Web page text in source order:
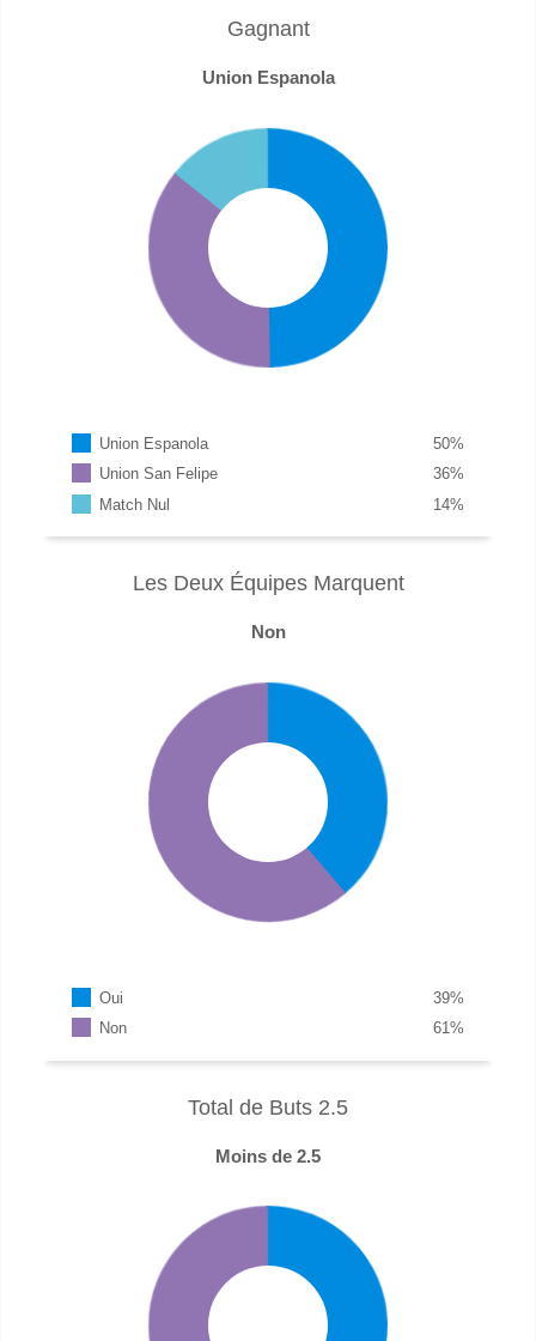
Gagnant
Union Espanola
Union Espanola %
50
Union San Felipe
%
36
Match Nul
%
14
Les Deux Équipes Marquent
Non
Oui %
39
Non
%
61
Total de Buts 2.5
Moins de 2.5